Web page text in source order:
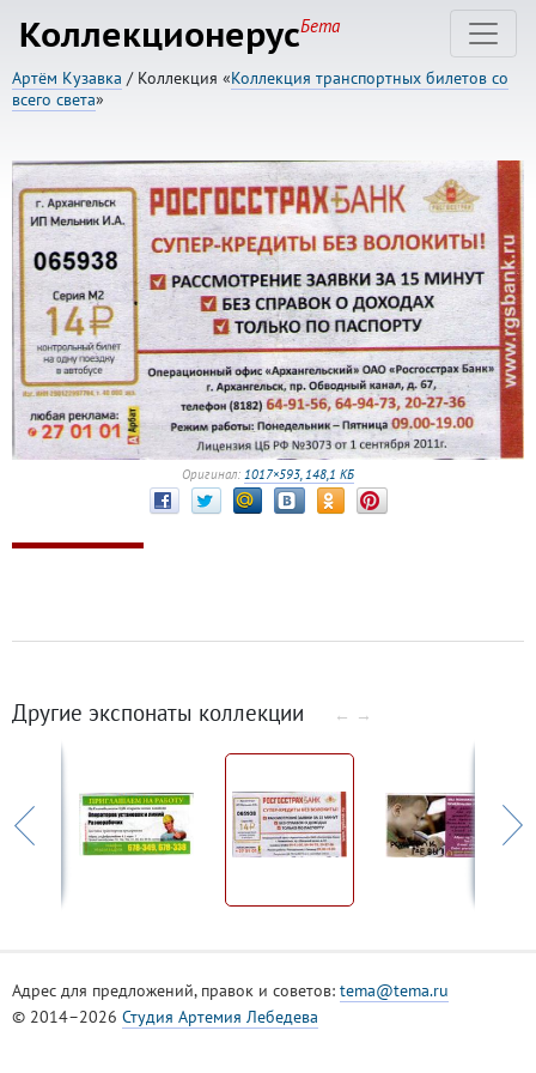
КоллекционерусБета
Артём Кузавка / Коллекция «Коллекция транспортных билетов со
всего света»
Оригинал: 1017×593, 148,1 КБ
Другие экспонаты коллекции ← →
Адрес для предложений, правок и советов: tema@tema.ru
© 2014–2026 Студия Артемия Лебедева